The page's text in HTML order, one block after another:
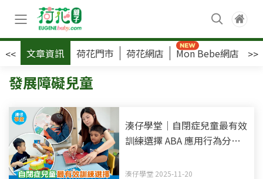
<< 文章資訊 荷花門市 荷花網店 Mon Bebe網店 >>
發展障礙兒童
湊仔學堂｜自閉症兒童最有效
訓練選擇 ABA 應用行為分析
湊仔學堂 2025-11-20